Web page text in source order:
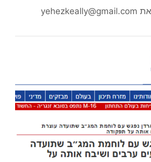
yehezkeally@gmail.com